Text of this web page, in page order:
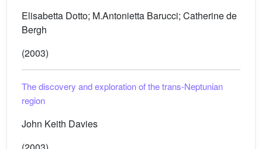
Elisabetta Dotto; M.Antonietta Barucci; Catherine de
Bergh
(2003)
The discovery and exploration of the trans-Neptunian
region
John Keith Davies